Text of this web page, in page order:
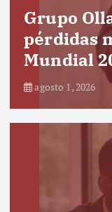
Grupo
pérdidas
Mundial
agosto 1, 2026